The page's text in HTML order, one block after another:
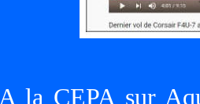
A la CEPA sur